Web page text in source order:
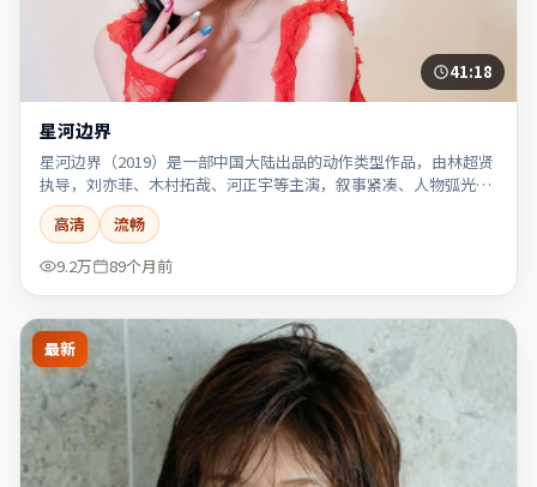
41:18
星河边界
星河边界（2019）是一部中国大陆出品的动作类型作品，由林超贤
执导，刘亦菲、木村拓哉、河正宇等主演，叙事紧凑、人物弧光完
整。
高清
流畅
9.2万
89个月前
最新